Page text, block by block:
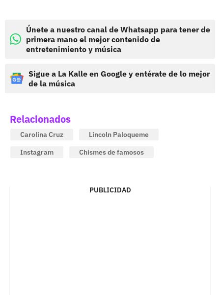
Únete a nuestro canal de Whatsapp para tener de
primera mano el mejor contenido de
entretenimiento y música
Sigue a La Kalle en Google y entérate de lo mejor
de la música
Relacionados
Carolina Cruz
Lincoln Paloqueme
Instagram
Chismes de famosos
PUBLICIDAD